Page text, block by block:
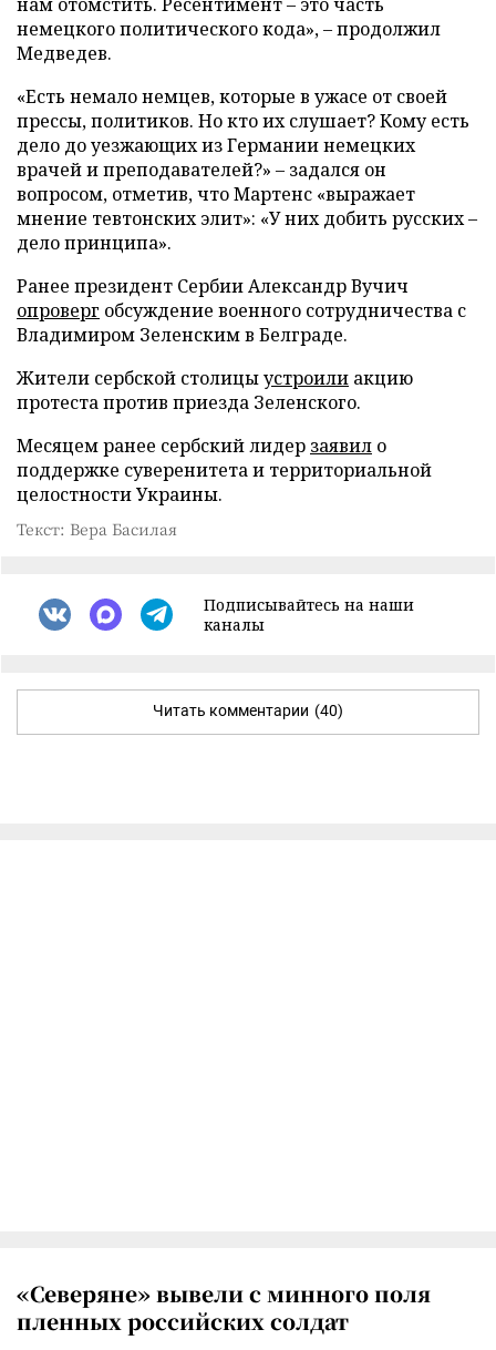
немецкого политического кода», – продолжил
Медведев.
«Есть немало немцев, которые в ужасе от своей
прессы, политиков. Но кто их слушает? Кому есть
дело до уезжающих из Германии немецких
врачей и преподавателей?» – задался он
вопросом, отметив, что Мартенс «выражает
мнение тевтонских элит»: «У них добить русских –
дело принципа».
Ранее президент Сербии Александр Вучич
опроверг обсуждение военного сотрудничества с
Владимиром Зеленским в Белграде.
Жители сербской столицыустроили акцию
протеста против приезда Зеленского.
Месяцем ранее сербский лидер заявил о
поддержке суверенитета и территориальной
целостности Украины.
Текст: Вера Басилая
Подписывайтесь на наши
каналы
Читать комментарии (40)
«Северяне» вывели с минного поля
пленных российских солдат